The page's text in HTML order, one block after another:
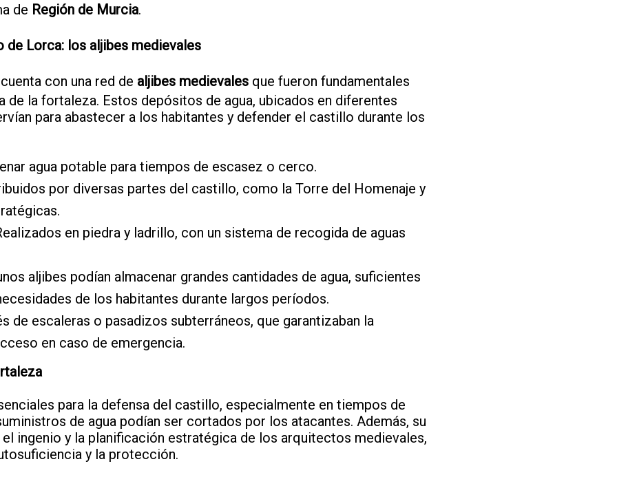
de Región de Murcia.
de Lorca: los aljibes medievales
cuenta con una red de aljibes medievales que fueron fundamentales
de la fortaleza. Estos depósitos de agua, ubicados en diferentes
para abastecer a los habitantes y defender el castillo durante los
agua potable para tiempos de escasez o cerco.
por diversas partes del castillo, como la Torre del Homenaje y
en piedra y ladrillo, con un sistema de recogida de aguas
aljibes podían almacenar grandes cantidades de agua, suficientes
de los habitantes durante largos períodos.
de escaleras o pasadizos subterráneos, que garantizaban la
en caso de emergencia.
para la defensa del castillo, especialmente en tiempos de
de agua podían ser cortados por los atacantes. Además, su
ingenio y la planificación estratégica de los arquitectos medievales,
y la protección.